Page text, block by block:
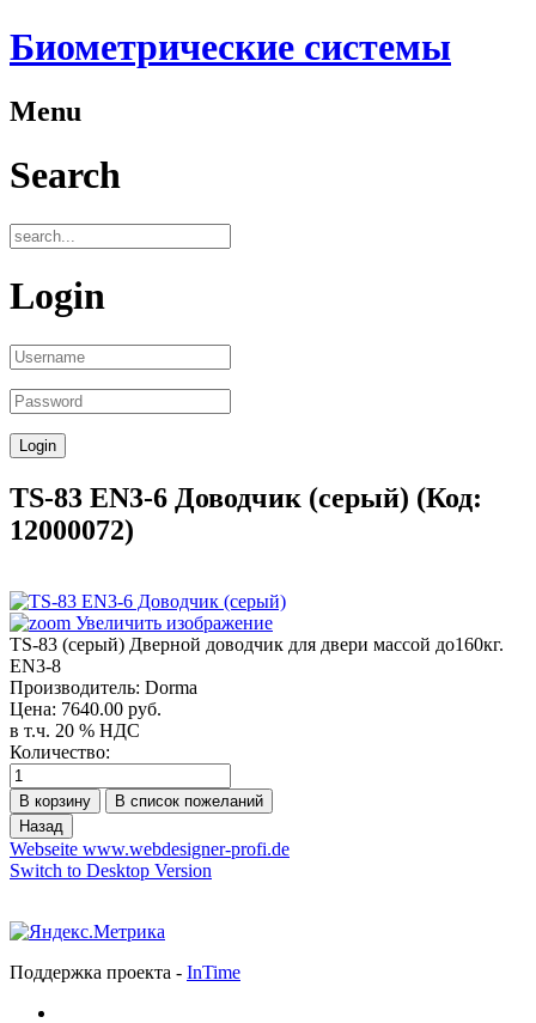
Биометрические системы
Menu
Search
Login
TS-83 EN3-6 Доводчик (серый) (Код:
12000072)
Увеличить изображение
TS-83 (серый) Дверной доводчик для двери массой до160кг.
EN3-8
Производитель: Dorma
Цена: 7640.00 руб.
в т.ч. 20 % НДС
Количество:
Webseite www.webdesigner-profi.de
Switch to Desktop Version
Поддержка проекта - InTime